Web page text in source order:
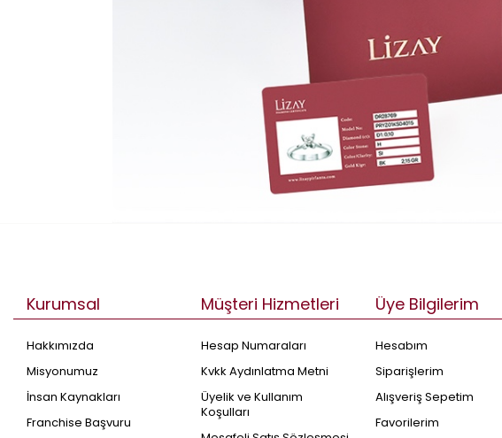
Kurumsal
Hakkımızda
Misyonumuz
İnsan Kaynakları
Franchise Başvuru
Müşteri Hizmetleri
Hesap Numaraları
Kvkk Aydınlatma Metni
Üyelik ve Kullanım
Koşulları
Üye Bilgilerim
Hesabım
Siparişlerim
Alışveriş Sepetim
Favorilerim